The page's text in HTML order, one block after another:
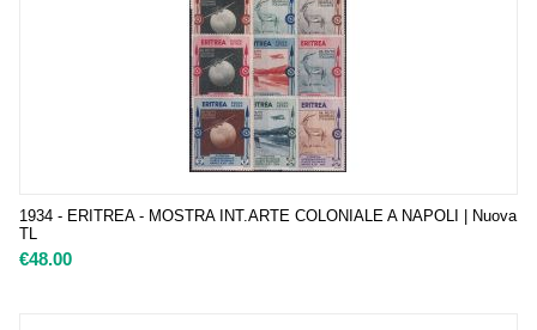
1934 - ERITREA - MOSTRA INT.ARTE COLONIALE A NAPOLI | Nuova
TL
€48.00